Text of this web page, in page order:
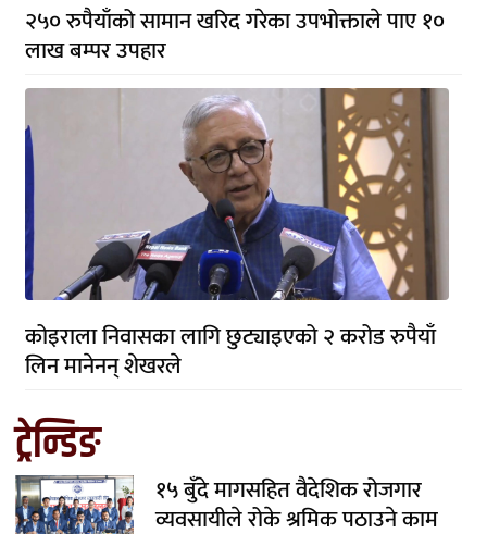
२५० रुपैयाँको सामान खरिद गरेका उपभोक्ताले पाए १०
लाख बम्पर उपहार
कोइराला निवासका लागि छुट्याइएको २ करोड रुपैयाँ
लिन मानेनन् शेखरले
ट्रेन्डिङ
१५ बुँदे मागसहित वैदेशिक रोजगार
व्यवसायीले रोके श्रमिक पठाउने काम